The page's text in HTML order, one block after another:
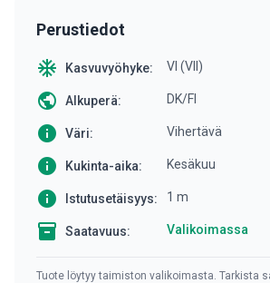
Perustiedot
ac_unit Kasvuvyöhyke: VI (VII)
public Alkuperä: DK/FI
info Väri: Vihertävä
info Kukinta-aika: Kesäkuu
info Istutusetäisyys: 1 m
inventory Saatavuus: Valikoimassa
Tuote löytyy taimiston valikoimasta. Tarkista